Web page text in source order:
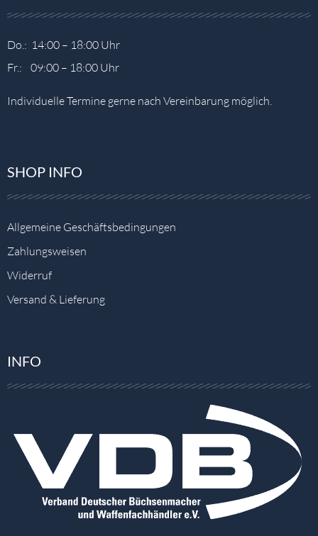
Do.: 14:00 – 18:00 Uhr
Fr.: 09:00 – 18:00 Uhr
Individuelle Termine gerne nach Vereinbarung möglich.
SHOP INFO
Allgemeine Geschäftsbedingungen
Zahlungsweisen
Widerruf
Versand & Lieferung
INFO